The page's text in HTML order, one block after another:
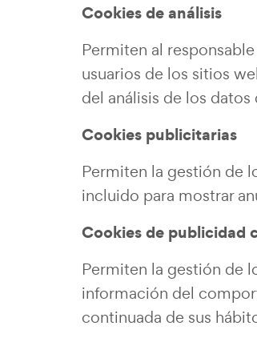
Cookies de análisis
Permiten al
usuarios de los sitios
del análisis de los
Cookies publicitarias
Permiten la gestión de
incluido para mostrar
Cookies de publicidad
Permiten la gestión de
información del
continuada de sus